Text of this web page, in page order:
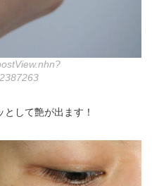
して艶が出ます！